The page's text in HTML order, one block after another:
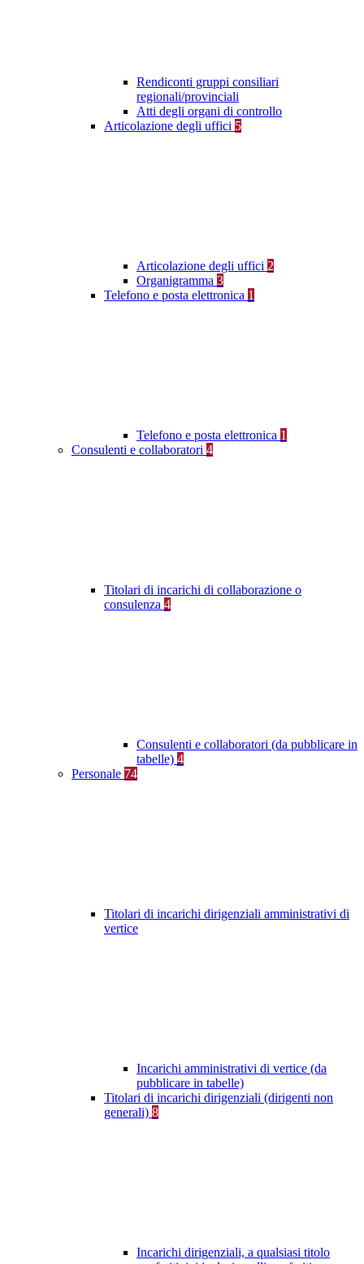
Rendiconti gruppi consiliari
regionali/provinciali
Atti degli organi di controllo
Articolazione degli uffici 5
Articolazione degli uffici 2
Organigramma 3
Telefono e posta elettronica 1
Telefono e posta elettronica 1
Consulenti e collaboratori 4
Titolari di incarichi di collaborazione o
consulenza 4
Consulenti e collaboratori (da pubblicare in
tabelle) 4
Personale 74
Titolari di incarichi dirigenziali amministrativi di
vertice
Incarichi amministrativi di vertice (da
pubblicare in tabelle)
Titolari di incarichi dirigenziali (dirigenti non
generali) 8
Incarichi dirigenziali, a qualsiasi titolo